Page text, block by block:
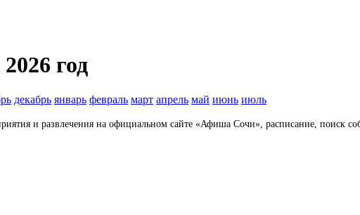
год
декабрь январь февраль март апрель май июнь июль
и развлечения на официальном сайте «Афиша Сочи» , расписание, поиск